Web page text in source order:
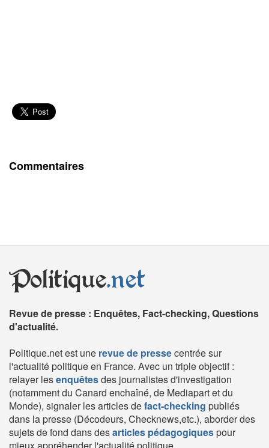
Commentaires
Politique.net
Revue de presse : Enquêtes, Fact-checking, Questions
d'actualité.
Politique.net est une revue de pressecentrée sur
l'actualité politique en France. Avec un triple objectif :
relayer lesenquêtesdes journalistes d'investigation
(notamment du Canard enchaîné, de Mediapart et du
Monde), signaler les articles defact-checking publiés
dans la presse (Décodeurs, Checknews,etc.), aborder des
sujets de fond dans desarticles pédagogiquespour